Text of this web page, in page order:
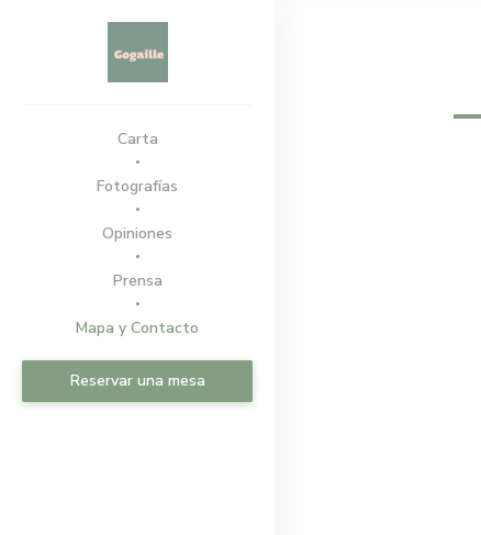
Carta
Fotografías
Opiniones
Prensa
Mapa y Contacto
Reservar una mesa